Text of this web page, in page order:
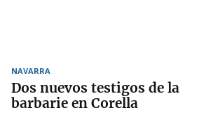
NAVARRA
Dos nuevos testigos de la
barbarie en Corella